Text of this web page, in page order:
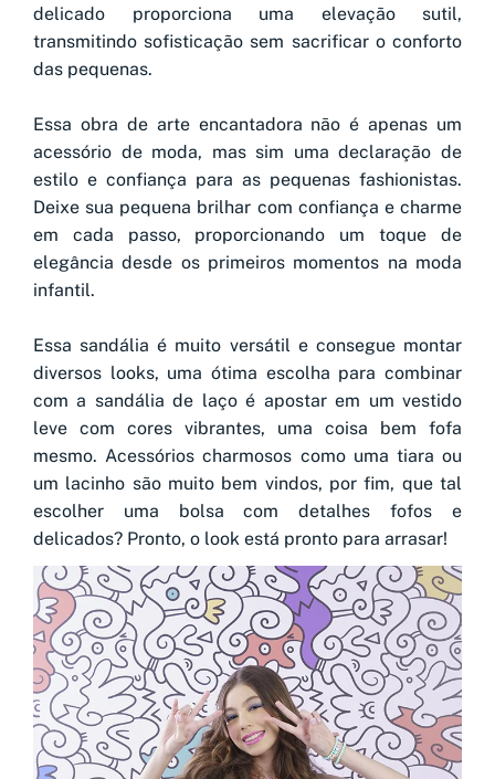
delicado proporciona uma elevação sutil,
transmitindo sofisticação sem sacrificar o conforto
das pequenas.
Essa obra de arte encantadora não é apenas um
acessório de moda, mas sim uma declaração de
estilo e confiança para as pequenas fashionistas.
Deixe sua pequena brilhar com confiança e charme
em cada passo, proporcionando um toque de
elegância desde os primeiros momentos na moda
infantil.
Essa sandália é muito versátil e consegue montar
diversos looks, uma ótima escolha para combinar
com a sandália de laço é apostar em um vestido
leve com cores vibrantes, uma coisa bem fofa
mesmo. Acessórios charmosos como uma tiara ou
um lacinho são muito bem vindos, por fim, que tal
escolher uma bolsa com detalhes fofos e
delicados? Pronto, o look está pronto para arrasar!